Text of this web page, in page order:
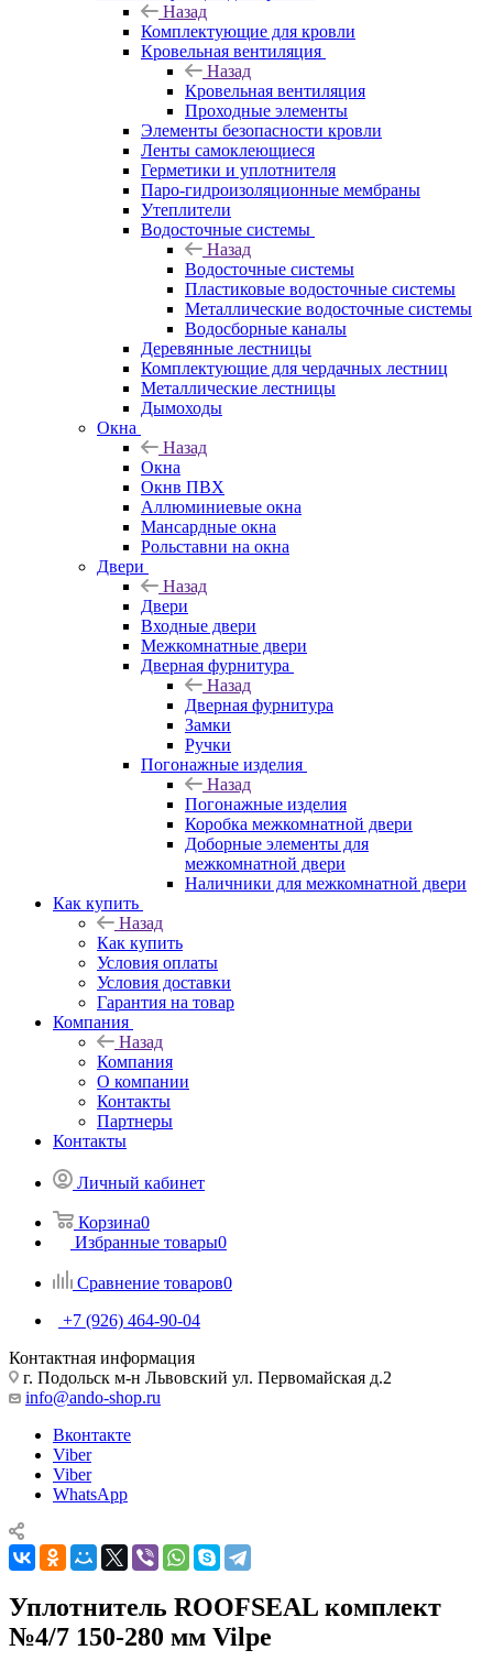
Назад
Комплектующие для кровли
Кровельная вентиляция
Назад
Кровельная вентиляция
Проходные элементы
Элементы безопасности кровли
Ленты самоклеющиеся
Герметики и уплотнителя
Паро-гидроизоляционные мембраны
Утеплители
Водосточные системы
Назад
Водосточные системы
Пластиковые водосточные системы
Металлические водосточные системы
Водосборные каналы
Деревянные лестницы
Комплектующие для чердачных лестниц
Металлические лестницы
Дымоходы
Окна
Назад
Окна
Окнв ПВХ
Аллюминиевые окна
Мансардные окна
Рольставни на окна
Двери
Назад
Двери
Входные двери
Межкомнатные двери
Дверная фурнитура
Назад
Дверная фурнитура
Замки
Ручки
Погонажные изделия
Назад
Погонажные изделия
Коробка межкомнатной двери
Доборные элементы для
межкомнатной двери
Наличники для межкомнатной двери
Как купить
Назад
Как купить
Условия оплаты
Условия доставки
Гарантия на товар
Компания
Назад
Компания
О компании
Контакты
Партнеры
Контакты
Личный кабинет
Корзина0
Избранные товары0
Сравнение товаров0
+7 (926) 464-90-04
Контактная информация
г. Подольск м-н Львовский ул. Первомайская д.2
info@ando-shop.ru
Вконтакте
Viber
Viber
WhatsApp
Уплотнитель ROOFSEAL комплект
№4/7 150-280 мм Vilpe